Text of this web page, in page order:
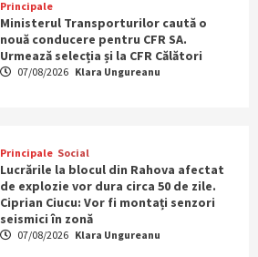
Principale
Ministerul Transporturilor caută o
nouă conducere pentru CFR SA.
Urmează selecția și la CFR Călători
07/08/2026 Klara Ungureanu
Principale Social
Lucrările la blocul din Rahova afectat
de explozie vor dura circa 50 de zile.
Ciprian Ciucu: Vor fi montați senzori
seismici în zonă
07/08/2026 Klara Ungureanu